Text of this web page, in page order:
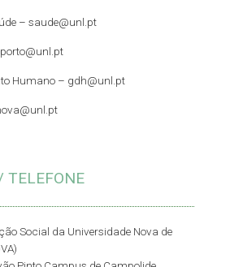
– saude@unl.pt
Humano – gdh@unl.pt
TELEFONE
Social da Universidade Nova de